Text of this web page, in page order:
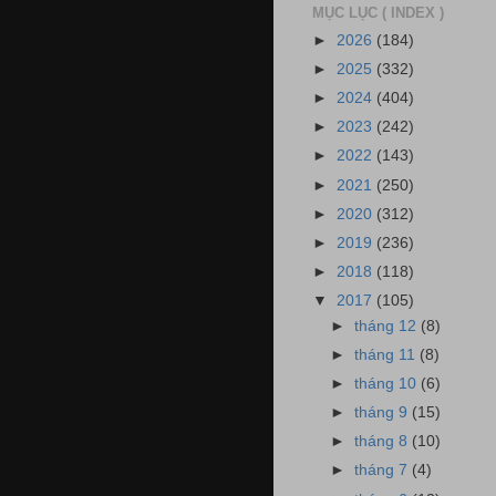
MỤC LỤC ( INDEX )
► 2026 (184)
► 2025 (332)
► 2024 (404)
► 2023 (242)
► 2022 (143)
► 2021 (250)
► 2020 (312)
► 2019 (236)
► 2018 (118)
▼ 2017 (105)
►tháng 12 (8)
►tháng 11 (8)
►tháng 10 (6)
►tháng 9 (15)
►tháng 8 (10)
►tháng 7 (4)